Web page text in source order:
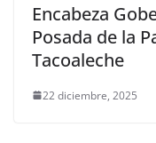
Encabeza
Posada de la
Tacoaleche
22 diciembre, 2025